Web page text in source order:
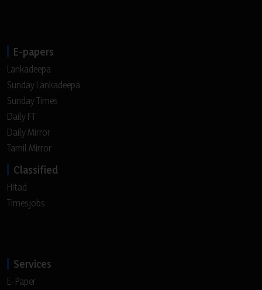
E-papers
Lankadeepa
Sunday Lankadeepa
Sunday Times
Daily FT
Daily Mirror
Tamil Mirror
Classified
Hitad
Timesjobs
Services
E-Paper